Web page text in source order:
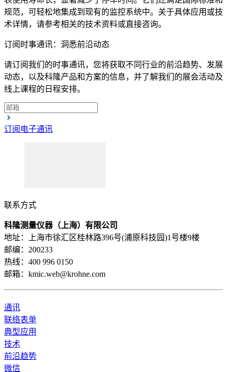
OPTITEMP TRA-S34
热电阻（RTD）温度组件用于现有的保护套管或机械
浏览产品的详情
描述
蒸汽的压力测量
OPTIBAR PC 5060
浏览产品的详情
描述
蒸汽的压力测量
规范，可轻松地集成到现有的监控系统中。关于具体应用或技
术详情，请参考相关的技术资料或直接咨询。
订阅时事通讯：洞悉前沿动态
请订阅我们的时事通讯，您将获取不同行业的前沿趋势、发展
动态，以及科隆产品和方案的信息，并了解我们的展会活动及
线上课程的日程安排。
订阅电子通讯
联系方式
科隆测量仪器（上海）有限公司
地址：上海市徐汇区桂林路396号(浦原科技园)1号楼9楼
邮编：200233
热线：400 996 0150
邮箱：kmic.web@krohne.com
通讯
联络表单
典型应用
技术
前沿趋势
微信